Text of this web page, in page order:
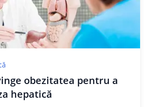
obezitatea pentru a
hepatică